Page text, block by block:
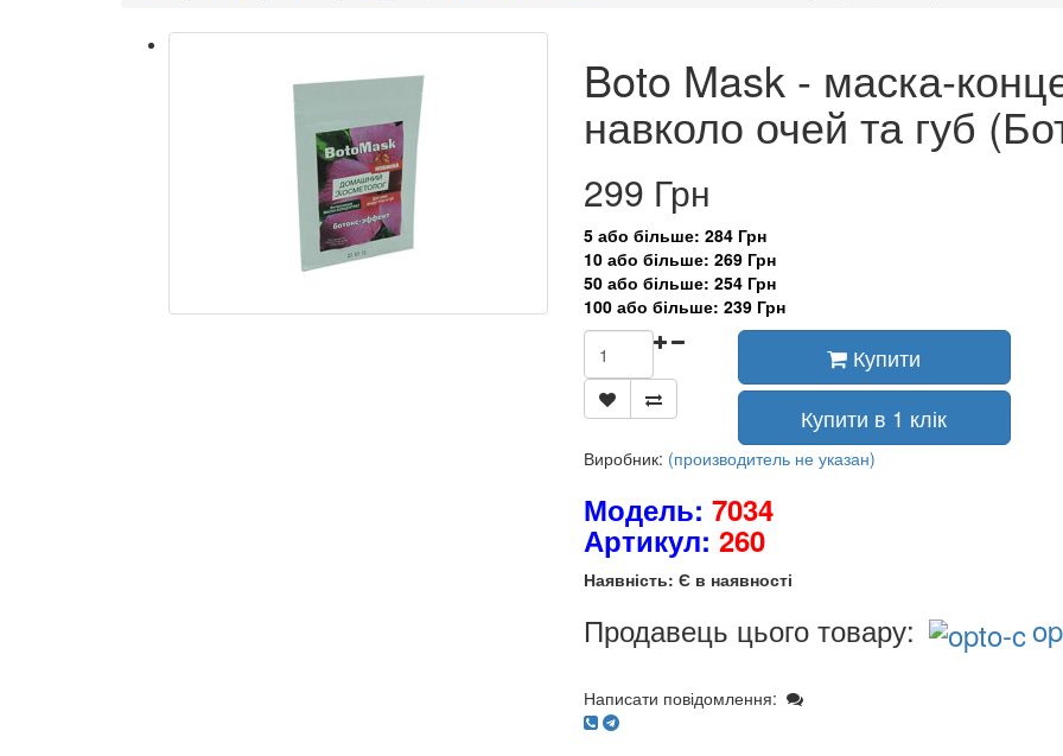
Boto Mask - маска-
навколо очей та губ
299 Грн
5 або більше: 284 Грн
10 або більше: 269 Грн
50 або більше: 254 Грн
100 або більше: 239 Грн
Купити
Купити в 1 клік
Виробник: (производитель не указан)
Модель: 7034
Артикул: 260
Наявність: Є в наявності
Продавець цього товару:
Написати повідомлення: